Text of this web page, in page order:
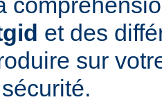
et des
sur